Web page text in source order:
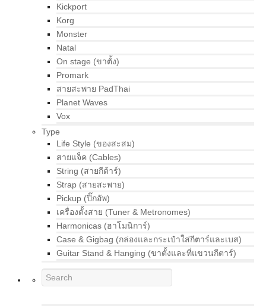
Kickport
Korg
Monster
Natal
On stage (ขาตั้ง)
Promark
สายสะพาย PadThai
Planet Waves
Vox
Type
Life Style (ของสะสม)
สายแจ็ค (Cables)
String (สายกีต้าร์)
Strap (สายสะพาย)
Pickup (ปิ๊กอัพ)
เครื่องตั้งสาย (Tuner & Metronomes)
Harmonicas (ฮาโมนิการ์)
Case & Gigbag (กล่องและกระเป๋าใส่กีตาร์และเบส)
Guitar Stand & Hanging (ขาตั้งและที่แขวนกีตาร์)